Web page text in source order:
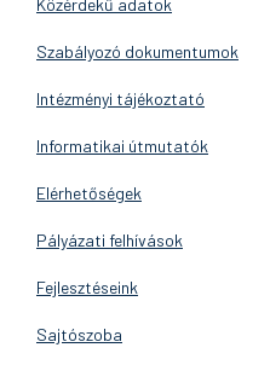
Szabályozó dokumentumok
Intézményi tájékoztató
Informatikai útmutatók
Elérhetőségek
Pályázati felhívások
Fejlesztéseink
Sajtószoba